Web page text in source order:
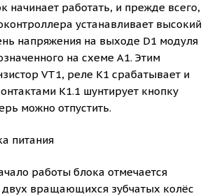
начинает работать, и прежде всего,
устанавливает высокий
напряжения на выходе D1 модуля
на схеме A1. Этим
VT1, реле K1 срабатывает и
K1.1 шунтирует кнопку
можно отпустить.
питания
работы блока отмечается
двух вращающихся зубчатых колёс